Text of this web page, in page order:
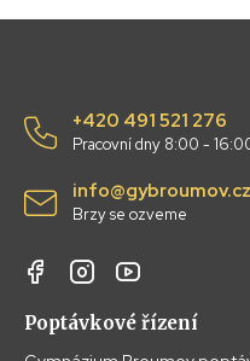
+420 491 521 276
Pracovní dny 8:00 -
info@gybroumov.cz
Brzy se ozveme
Poptávkové řízení